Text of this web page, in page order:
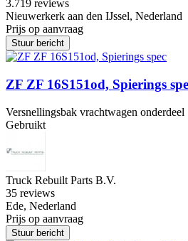
3.719 reviews
Nieuwerkerk aan den IJssel, Nederland
Prijs op aanvraag
Stuur bericht
ZF ZF 16S151od, Spierings
Versnellingsbak vrachtwagen onderdeel
Gebruikt
Truck Rebuilt Parts B.V.
35 reviews
Ede, Nederland
Prijs op aanvraag
Stuur bericht